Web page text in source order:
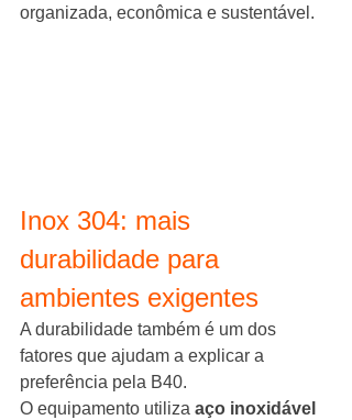
organizada, econômica e sustentável.
Inox 304: mais
durabilidade para
ambientes exigentes
A durabilidade também é um dos
fatores que ajudam a explicar a
preferência pela B40.
O equipamento utiliza aço inoxidável